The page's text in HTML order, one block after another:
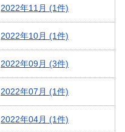
2022年11月 (1件)
2022年10月 (1件)
2022年09月 (3件)
2022年07月 (1件)
2022年04月 (1件)